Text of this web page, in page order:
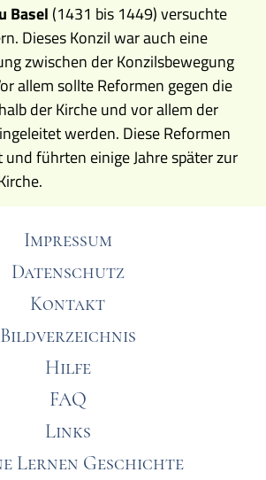
Basel (1431 bis 1449) versuchte
Dieses Konzil war auch eine
zwischen der Konzilsbewegung
allem sollte Reformen gegen die
der Kirche und vor allem der
werden. Diese Reformen
führten einige Jahre später zur
Impressum
Datenschutz
Kontakt
Bildverzeichnis
Hilfe
FAQ
Links
Lernen Geschichte